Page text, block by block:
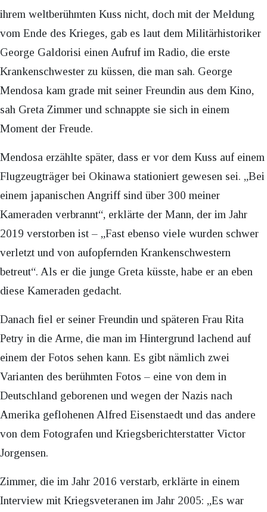
ihrem weltberühmten Kuss nicht, doch mit der Meldung
vom Ende des Krieges, gab es laut dem Militärhistoriker
George Galdorisi einen Aufruf im Radio, die erste
Krankenschwester zu küssen, die man sah. George
Mendosa kam grade mit seiner Freundin aus dem Kino,
sah Greta Zimmer und schnappte sie sich in einem
Moment der Freude.
Mendosa erzählte später, dass er vor dem Kuss auf einem
Flugzeugträger bei Okinawa stationiert gewesen sei. „Bei
einem japanischen Angriff sind über 300 meiner
Kameraden verbrannt“, erklärte der Mann, der im Jahr
2019 verstorben ist – „Fast ebenso viele wurden schwer
verletzt und von aufopfernden Krankenschwestern
betreut“. Als er die junge Greta küsste, habe er an eben
diese Kameraden gedacht.
Danach fiel er seiner Freundin und späteren Frau Rita
Petry in die Arme, die man im Hintergrund lachend auf
einem der Fotos sehen kann. Es gibt nämlich zwei
Varianten des berühmten Fotos – eine von dem in
Deutschland geborenen und wegen der Nazis nach
Amerika geflohenen Alfred Eisenstaedt und das andere
von dem Fotografen und Kriegsberichterstatter Victor
Jorgensen.
Zimmer, die im Jahr 2016 verstarb, erklärte in einem
Interview mit Kriegsveteranen im Jahr 2005: „Es war